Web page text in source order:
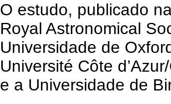
O estudo, publicado
Royal Astronomical
Universidade de
Université Côte
e a Universidade de